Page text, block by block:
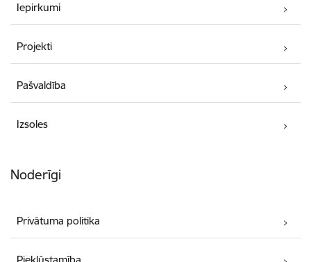
Iepirkumi
Projekti
Pašvaldība
Izsoles
Noderīgi
Privātuma politika